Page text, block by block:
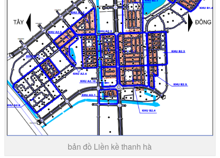
bản đồ Liền kề thanh hà